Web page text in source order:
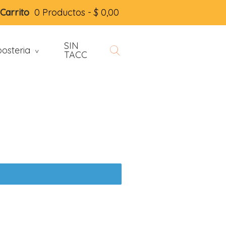
Carrito 0 Productos -$ 0,00
> SIN
TACC